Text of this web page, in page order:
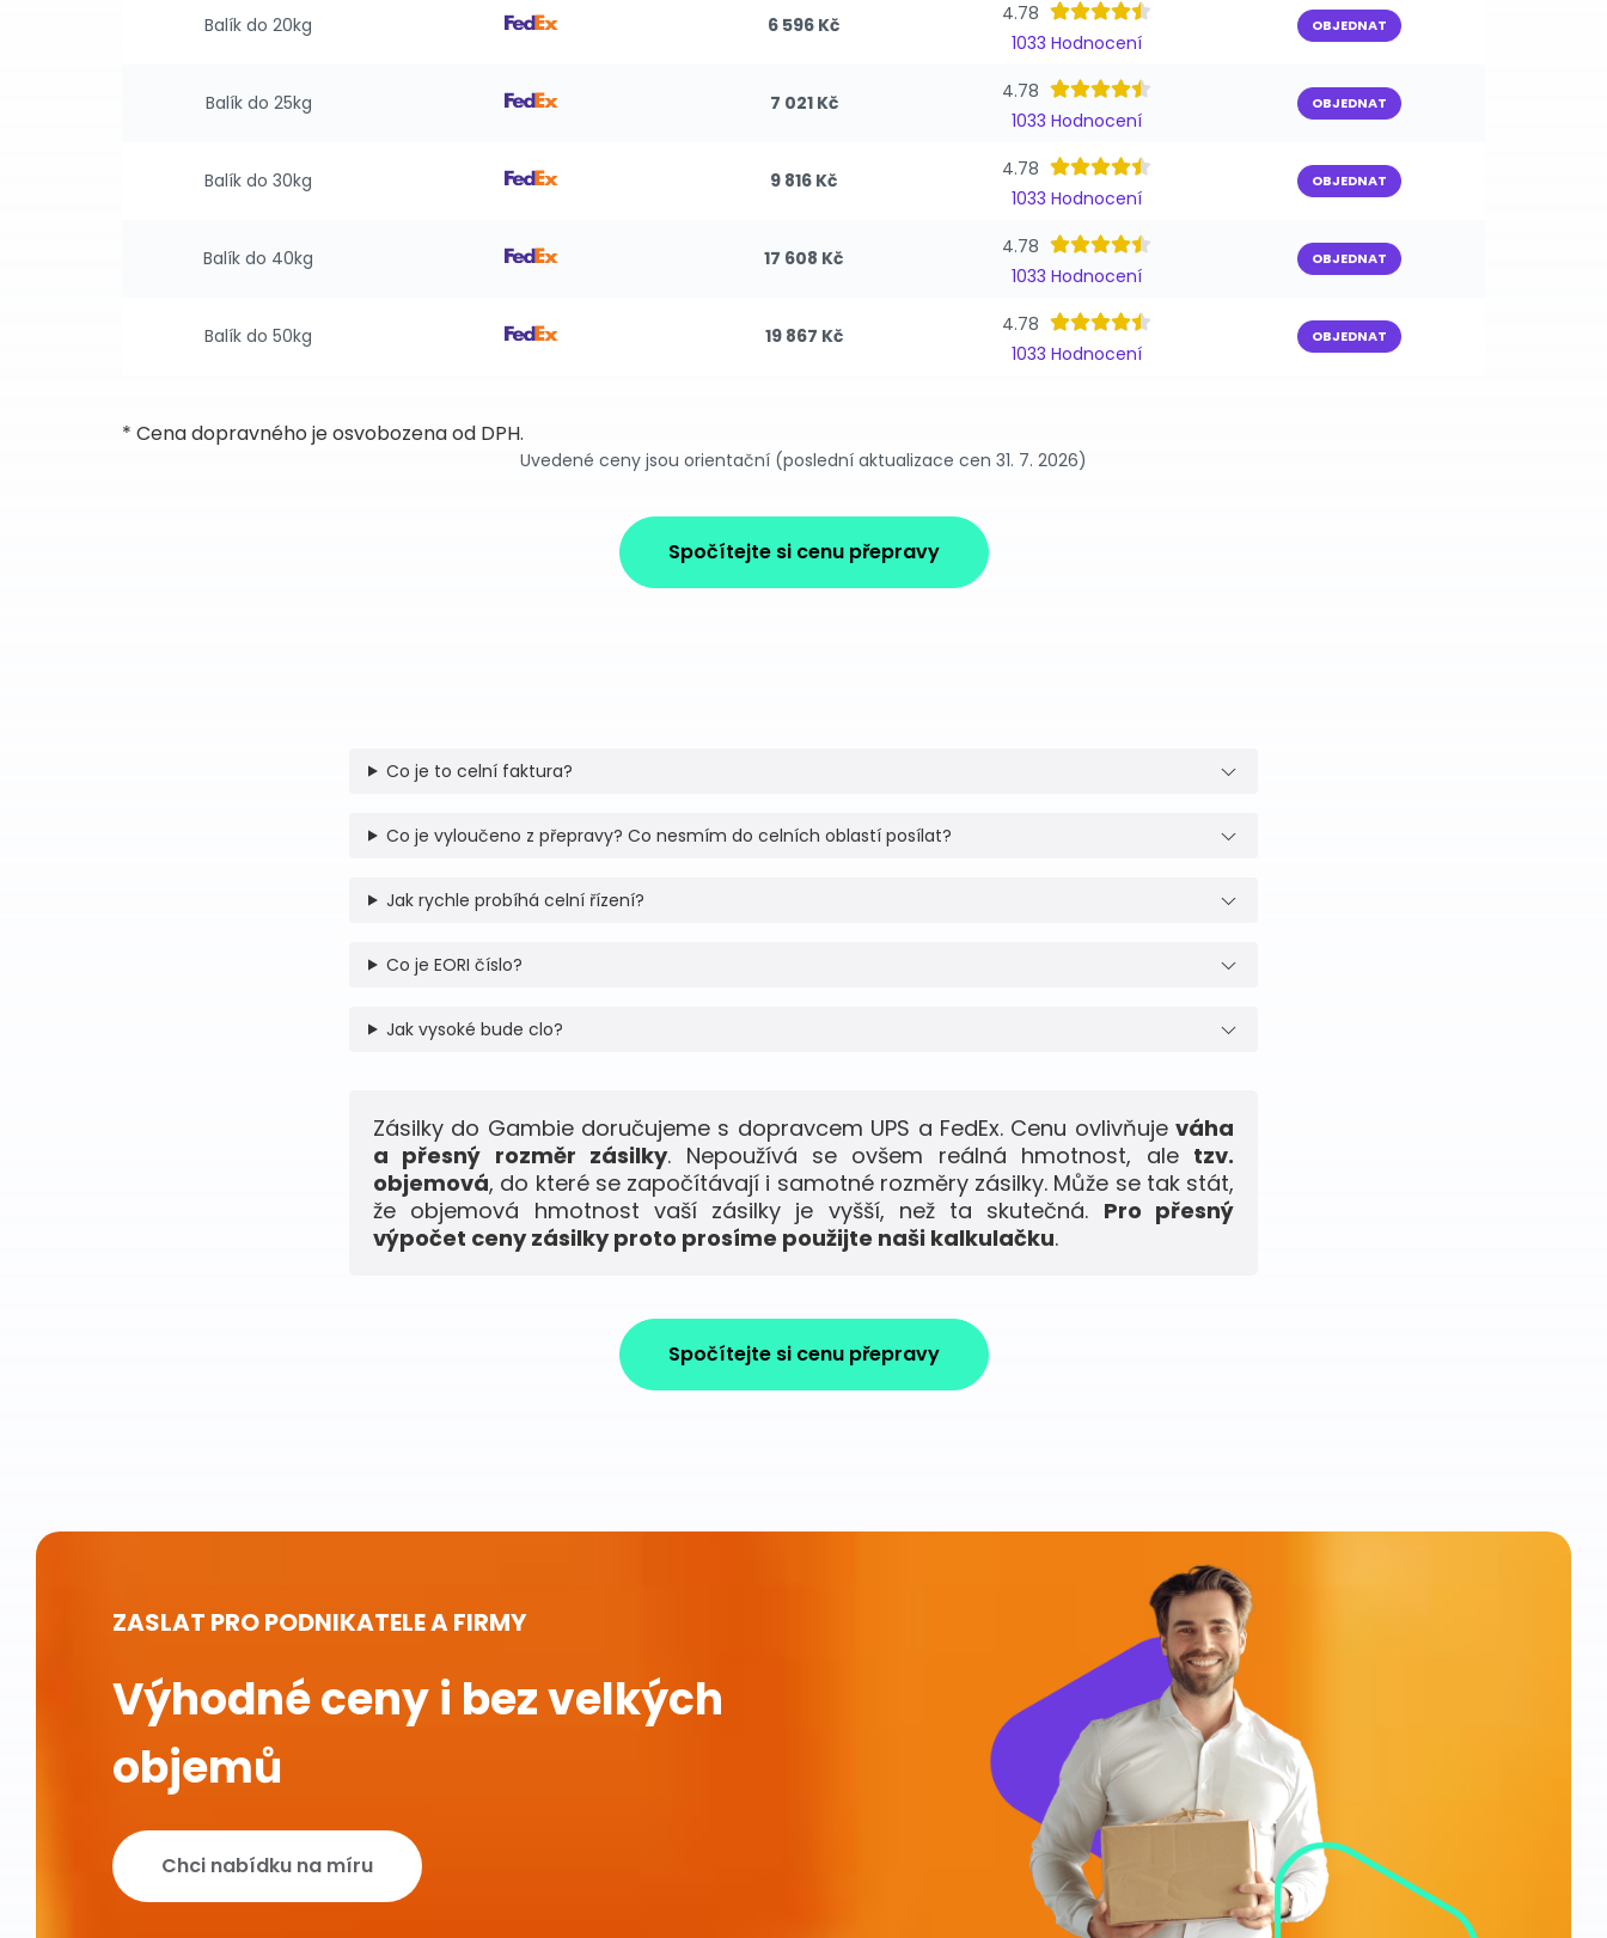
Balík do 20kg 6 596 Kč
4.78
1033 Hodnocení
OBJEDNAT
Balík do 25kg 7 021 Kč
4.78
1033 Hodnocení
OBJEDNAT
Balík do 30kg 9 816 Kč
4.78
1033 Hodnocení
OBJEDNAT
Balík do 40kg 17 608 Kč
4.78
1033 Hodnocení
OBJEDNAT
Balík do 50kg 19 867 Kč
4.78
1033 Hodnocení
OBJEDNAT
* Cena dopravného je osvobozena od DPH.
Uvedené ceny jsou orientační (poslední aktualizace cen 31. 7. 2026)
Spočítejte si cenu přepravy
Co je to celní faktura?
Co je vyloučeno z přepravy? Co nesmím do celních oblastí posílat?
Jak rychle probíhá celní řízení?
Co je EORI číslo?
Jak vysoké bude clo?
Zásilky do Gambie doručujeme s dopravcem UPS a FedEx. Cenu ovlivňuje váha
a přesný rozměr zásilky. Nepoužívá se ovšem reálná hmotnost, ale tzv.
objemová, do které se započítávají i samotné rozměry zásilky. Může se tak stát,
že objemová hmotnost vaší zásilky je vyšší, než ta skutečná. Pro přesný
výpočet ceny zásilky proto prosíme použijte naši kalkulačku.
Spočítejte si cenu přepravy
ZASLAT PRO PODNIKATELE A FIRMY
Výhodné ceny i bez velkých
objemů
Chci nabídku na míru